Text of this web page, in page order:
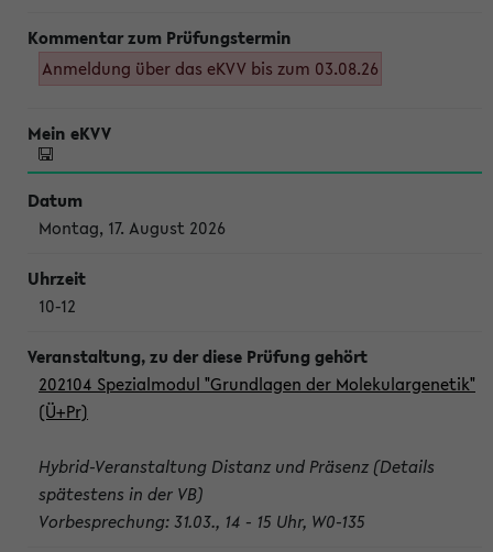
Anmeldung über das eKVV bis zum 03.08.26
Montag, 17. August 2026
10-12
202104 Spezialmodul "Grundlagen der Molekulargenetik"
(Ü+Pr)
Hybrid-Veranstaltung Distanz und Präsenz (Details
spätestens in der VB)
Vorbesprechung: 31.03., 14 - 15 Uhr, W0-135